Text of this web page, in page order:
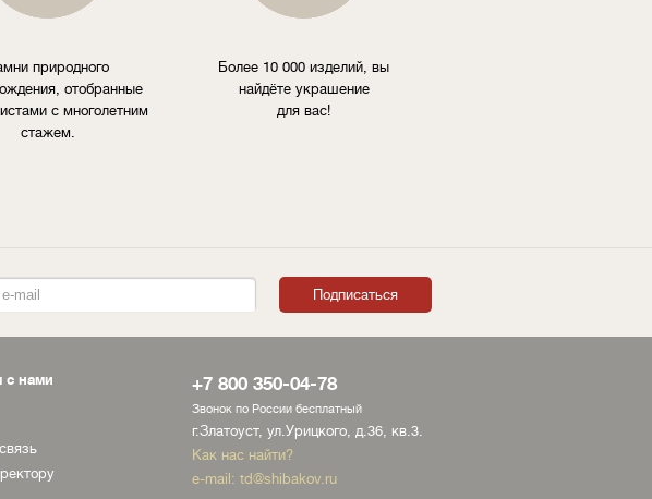
природного
отобранные
с многолетним
стажем.
Более 10 000 изделий, вы
найдёте украшение
для вас!
с нами +7 800 350-04-78
Звонок по России бесплатный
г.Златоуст, ул.Урицкого, д.36, кв.3.
Как нас найти?
e-mail: td@shibakov.ru